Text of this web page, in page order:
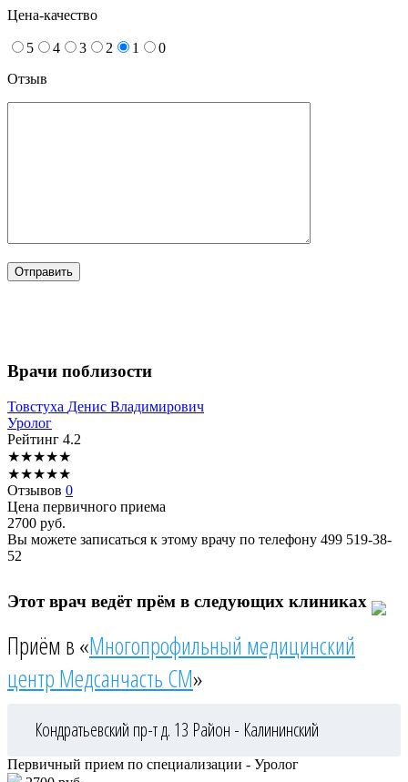
Цена-качество
5 4 3 2 1
0
Отзыв
Врачи поблизости
Товстуха Денис Владимирович
Уролог
Рейтинг 4.2
★★★★★
★★★★★
Отзывов 0
Цена первичного приема
2700 руб.
Вы можете записаться к этому врачу по телефону 499 519-38-
52
Этот врач ведёт прём в следующих клиниках
Приём в «Многопрофильный медицинский
центр Медсанчасть СМ»
Кондратьевский пр-т д. 13 Район - Калининский
Первичный прием по специализации - Уролог